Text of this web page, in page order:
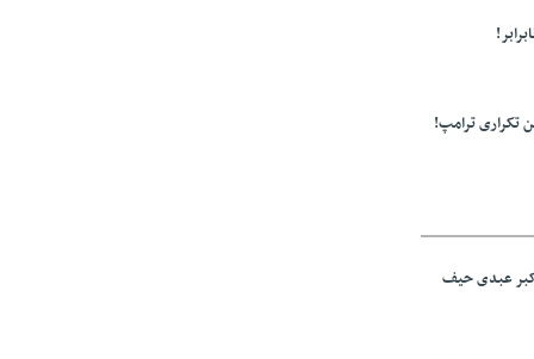
تکراری ترامپ!
عبدی حیف